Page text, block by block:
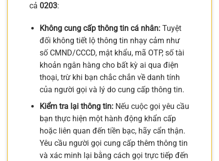
cả 0203:
Không cung cấp thông tin cá nhân:Tuyệt
đối không tiết lộ thông tin nhạy cảm như
số CMND/CCCD, mật khẩu, mã OTP, số tài
khoản ngân hàng cho bất kỳ ai qua điện
thoại, trừ khi bạn chắc chắn về danh tính
của người gọi và lý do cung cấp thông tin.
Kiểm tra lại thông tin:Nếu cuộc gọi yêu cầu
bạn thực hiện một hành động khẩn cấp
hoặc liên quan đến tiền bạc, hãy cẩn thận.
Yêu cầu người gọi cung cấp thêm thông tin
và xác minh lại bằng cách gọi trực tiếp đến